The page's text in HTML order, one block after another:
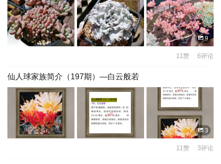
9
11赞 6评论
仙人球家族简介（197期）—白云般若
3
11赞 3评论